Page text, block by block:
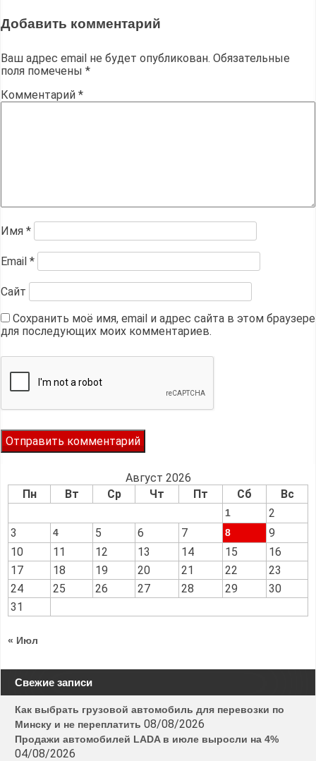
Добавить комментарий
Ваш адрес email не будет опубликован. Обязательные
поля помечены *
Комментарий *
Имя *
Email *
Сайт
Сохранить моё имя, email и адрес сайта в этом браузере
для последующих моих комментариев.
Август 2026
Пн
Вт Ср Чт Пт Сб Вс
1
2
3
4 5 6 7 8
9
10
11 12 13 14 15
16
17
18 19 20 21 22
23
24
25 26 27 28 29
30
31
« Июл
Свежие записи
Как выбрать грузовой автомобиль для перевозки по
Минску и не переплатить 08/08/2026
Продажи автомобилей LADA в июле выросли на 4%
04/08/2026